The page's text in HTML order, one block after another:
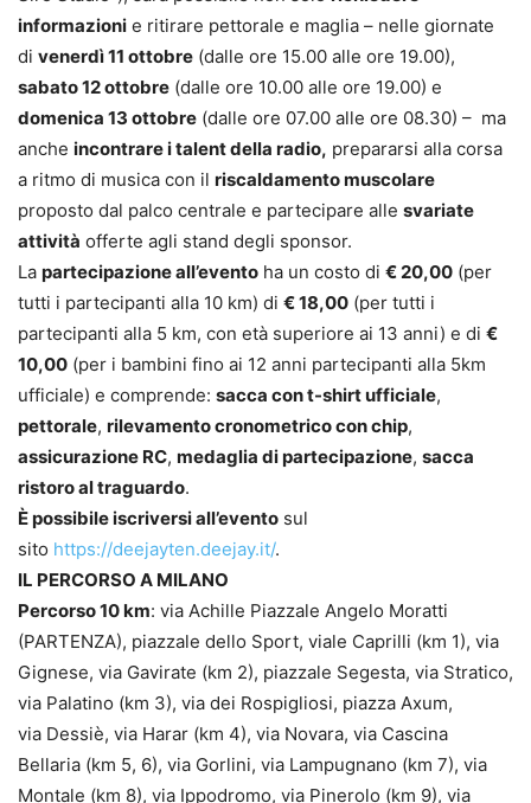
informazioni e ritirare pettorale e maglia – nelle giornate
di venerdì 11 ottobre (dalle ore 15.00 alle ore 19.00),
sabato 12 ottobre (dalle ore 10.00 alle ore 19.00) e
domenica 13 ottobre (dalle ore 07.00 alle ore 08.30) – ma
anche incontrare i talent della radio, prepararsi alla corsa
a ritmo di musica con il riscaldamento muscolare
proposto dal palco centrale e partecipare alle svariate
attività offerte agli stand degli sponsor.
La partecipazione all’evento ha un costo di € 20,00 (per
tutti i partecipanti alla 10 km) di € 18,00 (per tutti i
partecipanti alla 5 km, con età superiore ai 13 anni) e di €
10,00 (per i bambini fino ai 12 anni partecipanti alla 5km
ufficiale) e comprende: sacca con t-shirt ufficiale,
pettorale, rilevamento cronometrico con chip,
assicurazione RC, medaglia di partecipazione, sacca
ristoro al traguardo.
È possibile iscriversi all’evento sul
sito https://deejayten.deejay.it/.
IL PERCORSO A MILANO
Percorso 10 km: via Achille Piazzale Angelo Moratti
(PARTENZA), piazzale dello Sport, viale Caprilli (km 1), via
Gignese, via Gavirate (km 2), piazzale Segesta, via Stratico,
via Palatino (km 3), via dei Rospigliosi, piazza Axum,
via Dessiè, via Harar (km 4), via Novara, via Cascina
Bellaria (km 5, 6), via Gorlini, via Lampugnano (km 7), via
Montale (km 8), via Ippodromo, via Pinerolo (km 9), via